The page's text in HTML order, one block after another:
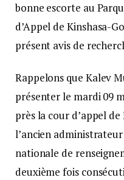
bonne escorte au
d’Appel de Kinshasa-
présent avis de
Rappelons que Kalev
présenter le mardi 09
près la cour d’appel
l’ancien
nationale de
deuxième fois